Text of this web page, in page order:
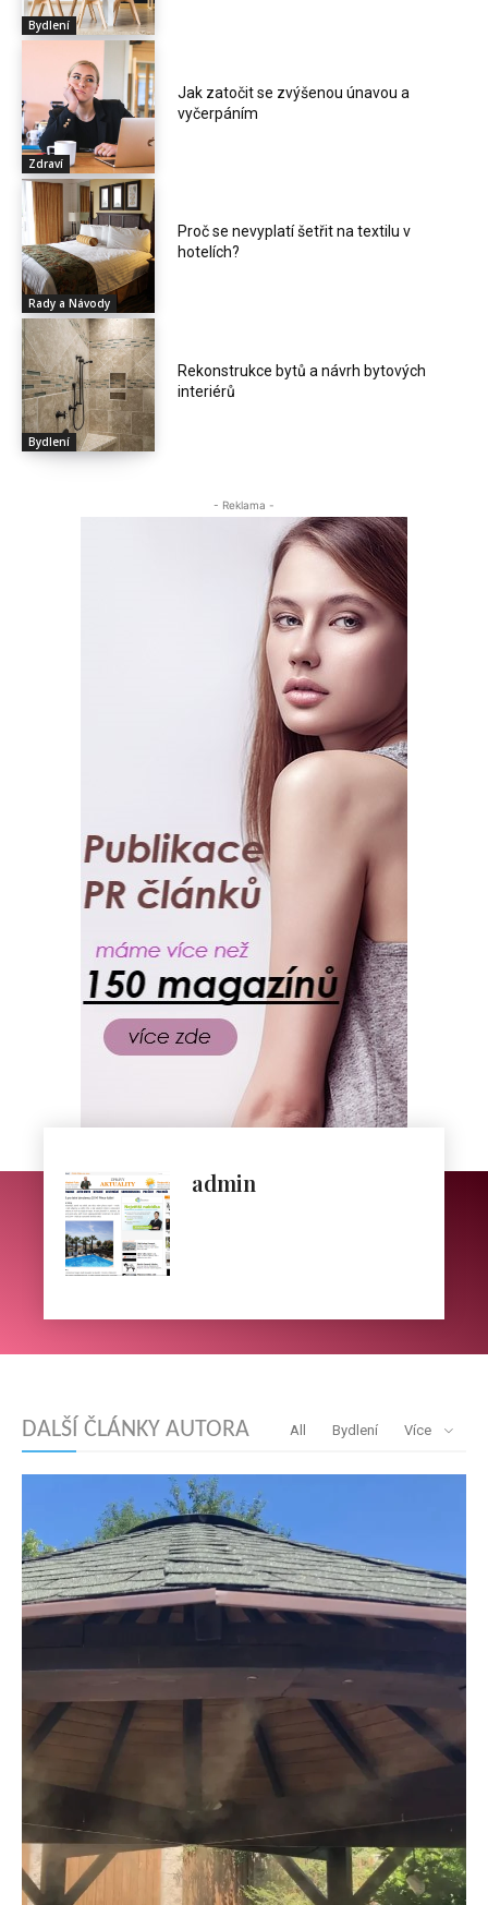
Bydlení
Zdraví
Jak zatočit se zvýšenou únavou a
vyčerpáním
Rady a Návody
Proč se nevyplatí šetřit na textilu v
hotelích?
Bydlení
Rekonstrukce bytů a návrh bytových
interiérů
- Reklama -
admin
DALŠÍ ČLÁNKY AUTORA All Bydlení Více